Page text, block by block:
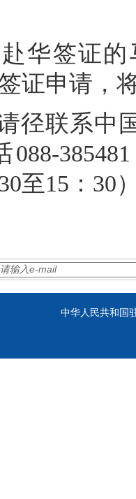
华签证
证申请，
径联系中
至15：30
中华人民共和国